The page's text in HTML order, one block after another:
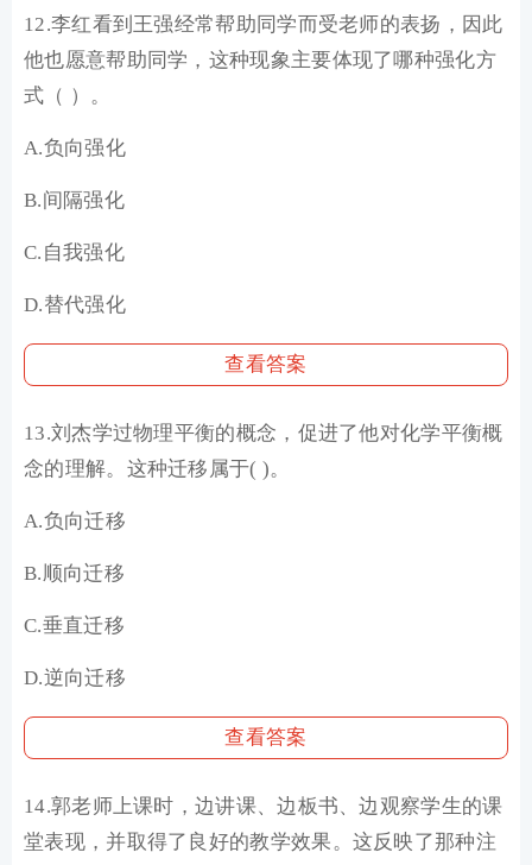
12.李红看到王强经常帮助同学而受老师的表扬，因此
他也愿意帮助同学，这种现象主要体现了哪种强化方
式（ ）。
A.负向强化
B.间隔强化
C.自我强化
D.替代强化
查看答案
13.刘杰学过物理平衡的概念，促进了他对化学平衡概
念的理解。这种迁移属于( )。
A.负向迁移
B.顺向迁移
C.垂直迁移
D.逆向迁移
查看答案
14.郭老师上课时，边讲课、边板书、边观察学生的课
堂表现，并取得了良好的教学效果。这反映了那种注